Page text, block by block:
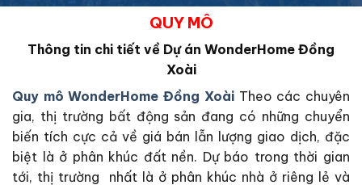
QUY MÔ
Thông tin chi tiết về Dự án WonderHome Đồng
Xoài
Quy mô WonderHome Đồng XoàiTheo các chuyên
gia, thị trường bất động sản đang có những chuyển
biến tích cực cả về giá bán lẫn lượng giao dịch, đặc
biệt là ở phân khúc đất nền. Dự báo trong thời gian
tới, thị trường nhất là ở phân khúc nhà ở riêng lẻ và